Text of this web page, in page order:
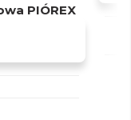
PIÓREX